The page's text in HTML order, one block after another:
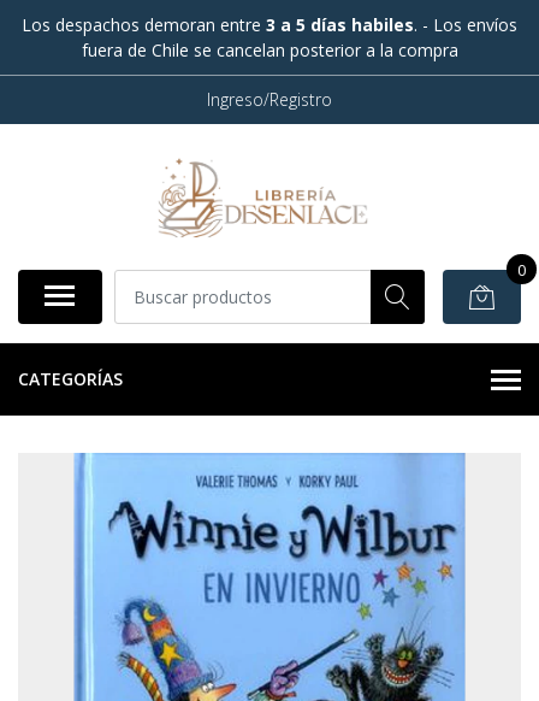
Los despachos demoran entre 3 a 5 días habiles. - Los envíos
fuera de Chile se cancelan posterior a la compra
Ingreso/Registro
0
CATEGORÍAS